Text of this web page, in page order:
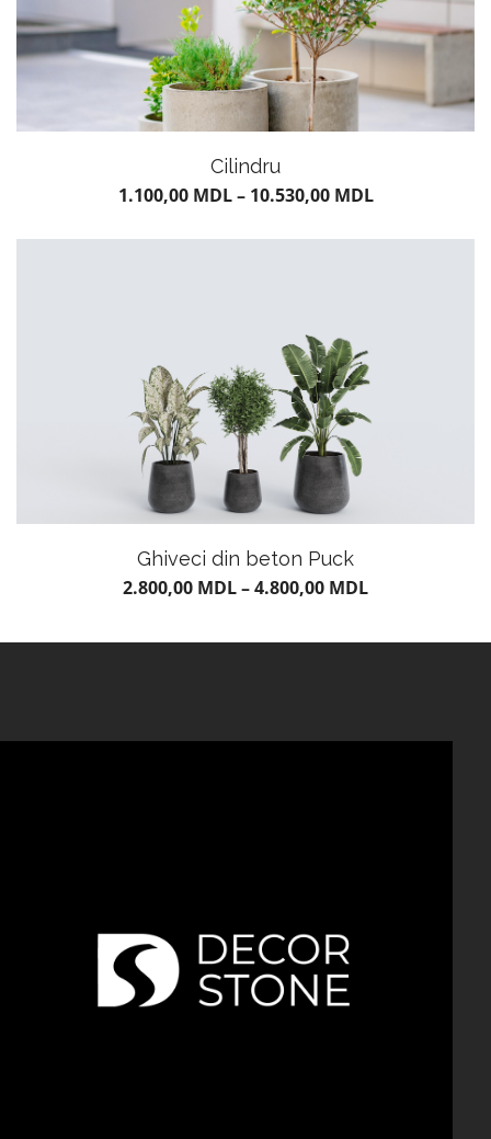
CARAMIDĂ ȘI PIATRĂ
DECORATIVĂ
Cilindru
1.100,00 MDL– 10.530,00 MDL
Ghiveci din beton Puck
2.800,00 MDL–4.800,00 MDL